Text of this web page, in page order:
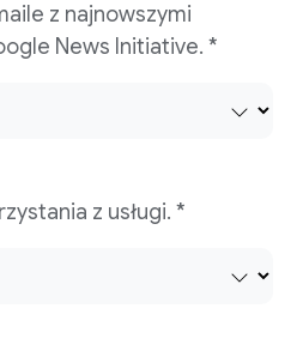
z najnowszymi
News Initiative. *
z usługi. *